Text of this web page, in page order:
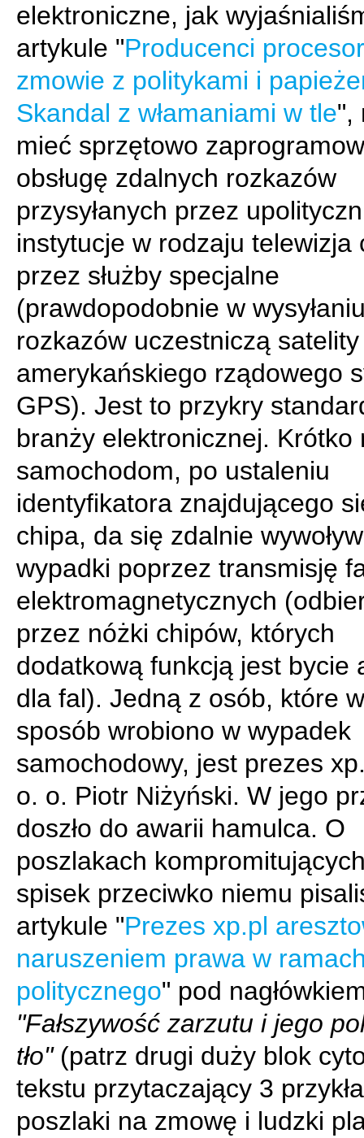
elektroniczne, jak
artykule "Producenci
zmowie z politykami i
Skandal z włamaniami w tle",
mieć sprzętowo
obsługę zdalnych rozkazów
przysyłanych przez
instytucje w rodzaju telewizja
przez służby specjalne
(prawdopodobnie w
rozkazów uczestniczą satelity
amerykańskiego rządowego
GPS). Jest to przykry
branży elektronicznej. Krótko
samochodom, po ustaleniu
identyfikatora znajdującego
chipa, da się zdalnie
wypadki poprzez transmisję
elektromagnetycznych
przez nóżki chipów, których
dodatkową funkcją jest bycie
dla fal). Jedną z osób, które
sposób wrobiono w wypadek
samochodowy, jest prezes
o. o. Piotr Niżyński. W jego
doszło do awarii hamulca. O
poszlakach
spisek przeciwko niemu
artykule "Prezes xp.pl
naruszeniem prawa w
politycznego" pod
"Fałszywość zarzutu i jego
tło"(patrz drugi duży blok
tekstu przytaczający 3
poszlaki na zmowę i ludzki